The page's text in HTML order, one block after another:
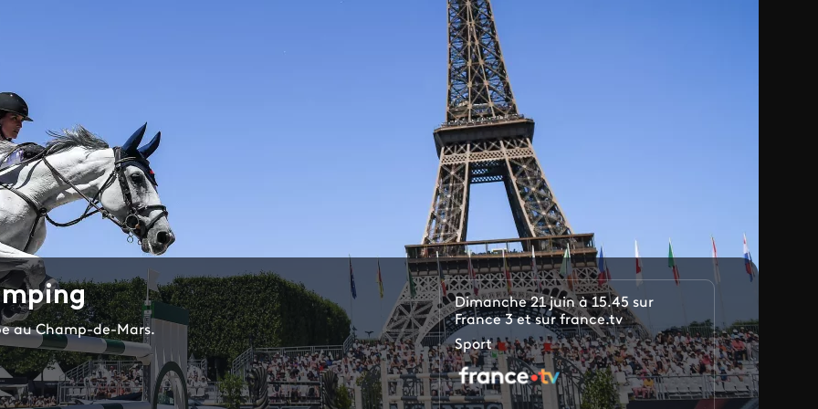
au Champ-de-Mars.
Dimanche 21 juin à 15.45 sur
France 3 et sur france.tv
Sport